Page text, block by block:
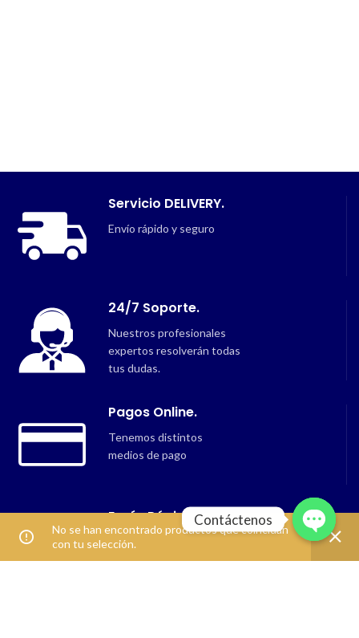
No se han encontrado productos que coincidan
con tu selección.
Servicio DELIVERY.
Envío rápido y seguro
24/7 Soporte.
Nuestros profesionales
expertos resolverán todas
tus dudas.
Pagos Online.
Tenemos distintos
medios de pago
Envío Rápido.
Retira GRATIS
en nuestro local
Contáctenos
OPEN
CHATY